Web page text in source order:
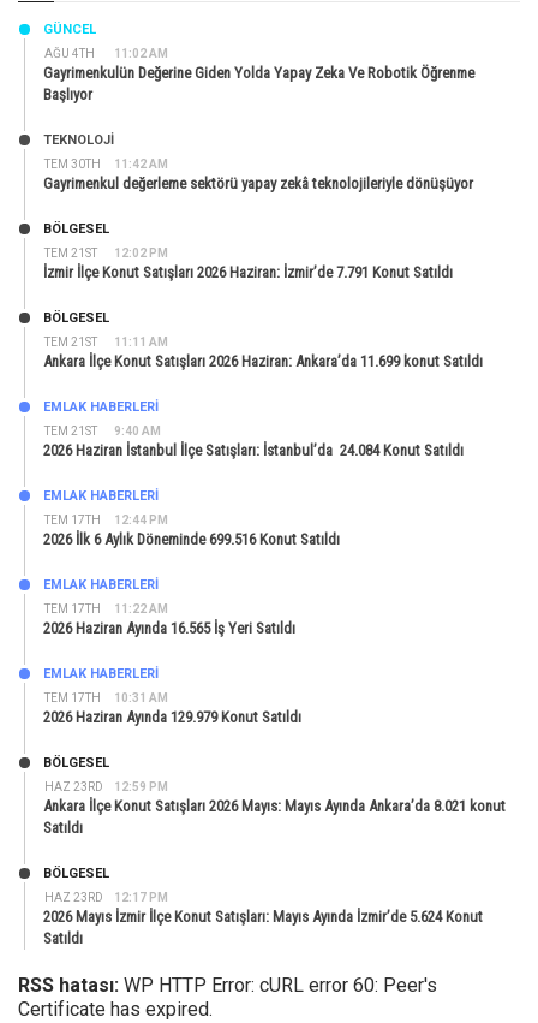
AĞU 4TH 11:02 AM
GÜNCEL
Gayrimenkulün Değerine Giden Yolda Yapay Zeka Ve Robotik Öğrenme
Başlıyor
TEM 30TH 11:42 AM
TEKNOLOJİ
Gayrimenkul değerleme sektörü yapay zekâ teknolojileriyle dönüşüyor
TEM 21ST 12:02 PM
BÖLGESEL
İzmir İlçe Konut Satışları 2026 Haziran: İzmir’de 7.791 Konut Satıldı
TEM 21ST 11:11 AM
BÖLGESEL
Ankara İlçe Konut Satışları 2026 Haziran: Ankara’da 11.699 konut Satıldı
TEM 21ST 9:40 AM
EMLAK HABERLERI
2026 Haziran İstanbul İlçe Satışları: İstanbul’da 24.084 Konut Satıldı
TEM 17TH 12:44 PM
EMLAK HABERLERI
2026 İlk 6 Aylık Döneminde 699.516 Konut Satıldı
TEM 17TH 11:22 AM
EMLAK HABERLERI
2026 Haziran Ayında 16.565 İş Yeri Satıldı
TEM 17TH 10:31 AM
EMLAK HABERLERI
2026 Haziran Ayında 129.979 Konut Satıldı
HAZ 23RD 12:59 PM
BÖLGESEL
Ankara İlçe Konut Satışları 2026 Mayıs: Mayıs Ayında Ankara’da 8.021 konut
Satıldı
HAZ 23RD 12:17 PM
BÖLGESEL
2026 Mayıs İzmir İlçe Konut Satışları: Mayıs Ayında İzmir’de 5.624 Konut
Satıldı
RSS hatası: WP HTTP Error: cURL error 60: Peer's
Certificate has expired.